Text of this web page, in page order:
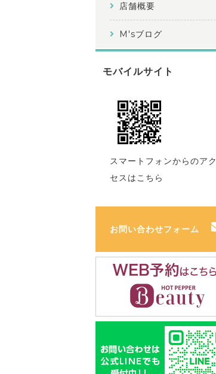
店舗概要
M'sブログ
モバイルサイト
スマートフォンからのアク
セスはこちら
お問い合わせフォーム